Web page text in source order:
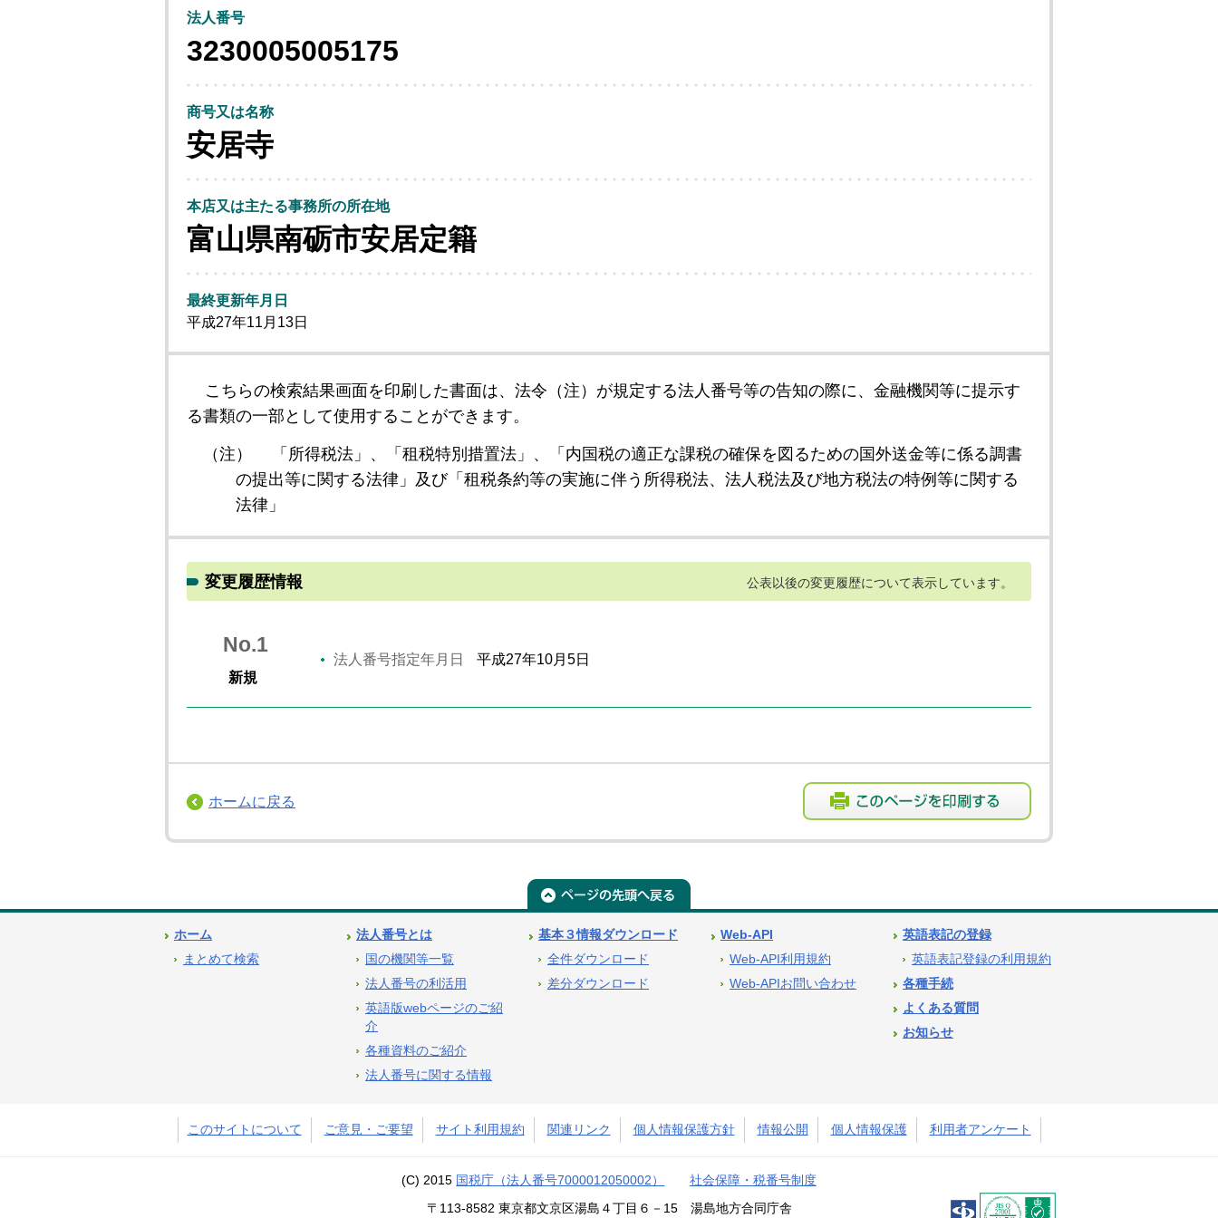
法人番号
3230005005175
商号又は名称
安居寺
本店又は主たる事務所の所在地
富山県南砺市安居定籍
最終更新年月日
平成27年11月13日
こちらの検索結果画面を印刷した書面は、法令（注）が規定する法人番号等の告知の際に、金融機関等に提示す
る書類の一部として使用することができます。
（注）
「所得税法」、「租税特別措置法」、「内国税の適正な課税の確保を図るための国外送金等に係る調書
の提出等に関する法律」及び「租税条約等の実施に伴う所得税法、法人税法及び地方税法の特例等に関する
法律」
変更履歴情報 公表以後の変更履歴について表示しています。
No.1
新規
法人番号指定年月日 平成27年10月5日
ホームに戻る
ホーム
まとめて検索
法人番号とは
国の機関等一覧
法人番号の利活用
英語版webページのご紹
介
各種資料のご紹介
法人番号に関する情報
基本３情報ダウンロード
全件ダウンロード
差分ダウンロード
Web-API
Web-API利用規約
Web-APIお問い合わせ
英語表記の登録
英語表記登録の利用規約
各種手続
よくある質問
お知らせ
このサイトについて ご意見・ご要望 サイト利用規約 関連リンク 個人情報保護方針 情報公開 個人情報保護 利用者アンケート
(C) 2015 国税庁（法人番号7000012050002） 社会保障・税番号制度
〒113-8582 東京都文京区湯島４丁目６－15 湯島地方合同庁舎